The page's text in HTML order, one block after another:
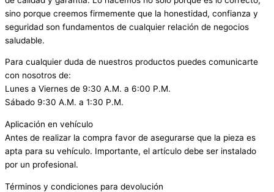
sino porque creemos firmemente que la honestidad, confianza y
seguridad son fundamentos de cualquier relación de negocios
saludable.
Para cualquier duda de nuestros productos puedes comunicarte
con nosotros de:
Lunes a Viernes de 9:30 A.M. a 6:00 P.M.
Sábado 9:30 A.M. a 1:30 P.M.
Aplicación en vehículo
Antes de realizar la compra favor de asegurarse que la pieza es
apta para su vehículo. Importante, el artículo debe ser instalado
por un profesional.
Términos y condiciones para devolución